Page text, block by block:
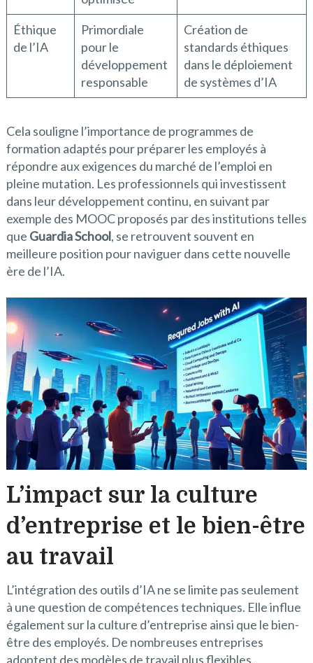
Éthique
de l’IA
Primordiale
pour le
développement
responsable
Création de
standards éthiques
dans le déploiement
de systèmes d’IA
Cela souligne l’importance de programmes de
formation adaptés pour préparer les employés à
répondre aux exigences du marché de l’emploi en
pleine mutation. Les professionnels qui investissent
dans leur développement continu, en suivant par
exemple des MOOC proposés par des institutions telles
que Guardia School, se retrouvent souvent en
meilleure position pour naviguer dans cette nouvelle
ère de l’IA.
L’impact sur la culture
d’entreprise et le bien-être
au travail
L’intégration des outils d’IA ne se limite pas seulement
à une question de compétences techniques. Elle influe
également sur la culture d’entreprise ainsi que le bien-
être des employés. De nombreuses entreprises
adoptent des modèles de travail plus flexibles,